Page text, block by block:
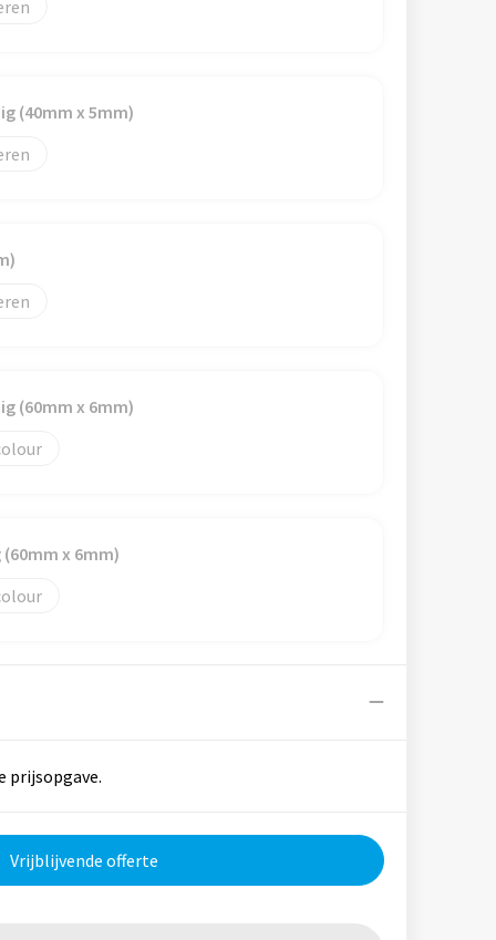
(40mm x 5mm)
(60mm x 6mm)
x 6mm)
prijsopgave.
Vrijblijvende offerte